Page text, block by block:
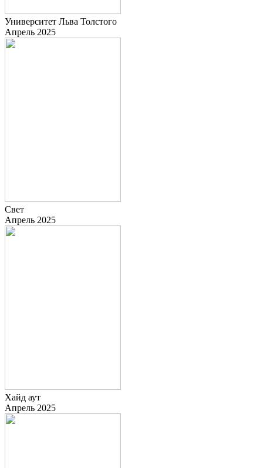
Университет Льва Толстого
Апрель 2025
Свет
Апрель 2025
Хайд аут
Апрель 2025